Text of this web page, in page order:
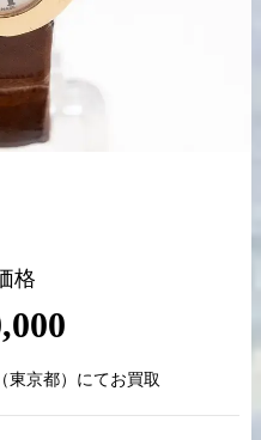
格
（東京都）にてお買取